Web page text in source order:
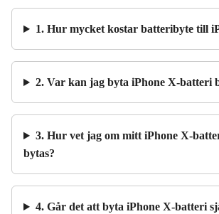
1. Hur mycket kostar batteribyte till
2. Var kan jag byta iPhone X-batteri
3. Hur vet jag om mitt iPhone X-
bytas?
4. Går det att byta iPhone X-batteri